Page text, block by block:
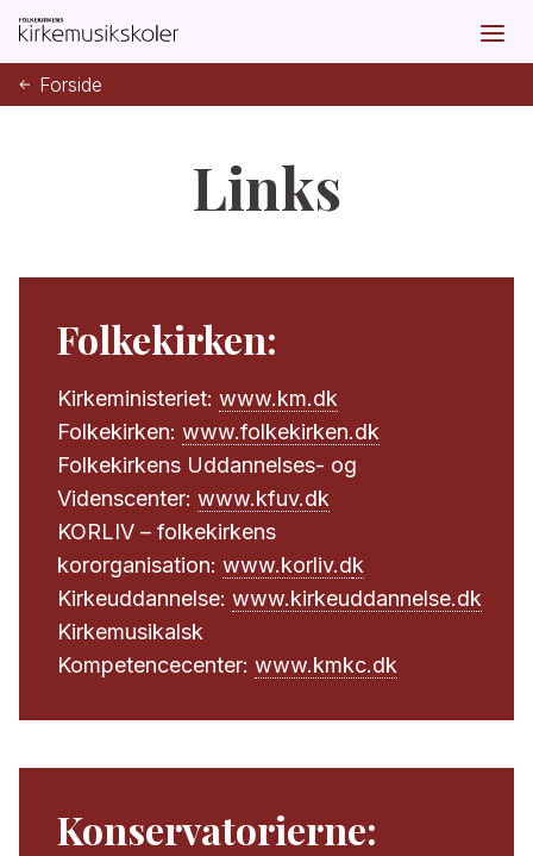
Forside
Links
Folkekirken:
Kirkeministeriet: www.km.dk
Folkekirken: www.folkekirken.dk
Folkekirkens Uddannelses- og
Videnscenter: www.kfuv.dk
KORLIV – folkekirkens
kororganisation: www.korliv.dk
Kirkeuddannelse: www.kirkeuddannelse.dk
Kirkemusikalsk
Kompetencecenter: www.kmkc.dk
Konservatorierne: